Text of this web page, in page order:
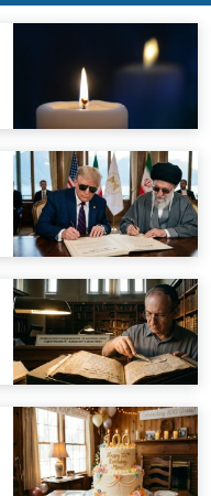
צריך הכשר
בדיקת חמץ
חל בשבת?